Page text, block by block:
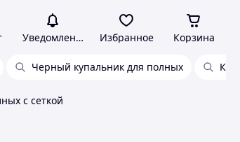
Уведомления Избранное Корзина
Черный купальник для полных
с сеткой